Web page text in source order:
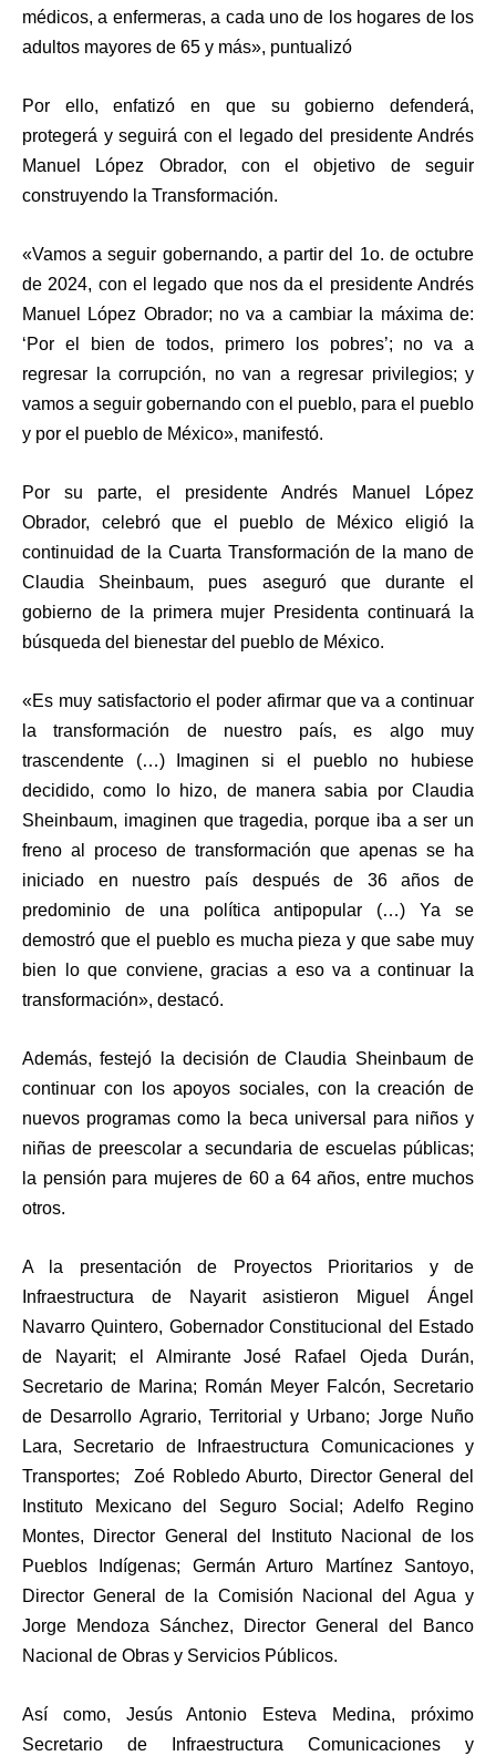
médicos, a enfermeras, a cada uno de los hogares de los
adultos mayores de 65 y más», puntualizó
Por ello, enfatizó en que su gobierno defenderá,
protegerá y seguirá con el legado del presidente Andrés
Manuel López Obrador, con el objetivo de seguir
construyendo la Transformación.
«Vamos a seguir gobernando, a partir del 1o. de octubre
de 2024, con el legado que nos da el presidente Andrés
Manuel López Obrador; no va a cambiar la máxima de:
‘Por el bien de todos, primero los pobres’; no va a
regresar la corrupción, no van a regresar privilegios; y
vamos a seguir gobernando con el pueblo, para el pueblo
y por el pueblo de México», manifestó.
Por su parte, el presidente Andrés Manuel López
Obrador, celebró que el pueblo de México eligió la
continuidad de la Cuarta Transformación de la mano de
Claudia Sheinbaum, pues aseguró que durante el
gobierno de la primera mujer Presidenta continuará la
búsqueda del bienestar del pueblo de México.
«Es muy satisfactorio el poder afirmar que va a continuar
la transformación de nuestro país, es algo muy
trascendente (…) Imaginen si el pueblo no hubiese
decidido, como lo hizo, de manera sabia por Claudia
Sheinbaum, imaginen que tragedia, porque iba a ser un
freno al proceso de transformación que apenas se ha
iniciado en nuestro país después de 36 años de
predominio de una política antipopular (…) Ya se
demostró que el pueblo es mucha pieza y que sabe muy
bien lo que conviene, gracias a eso va a continuar la
transformación», destacó.
Además, festejó la decisión de Claudia Sheinbaum de
continuar con los apoyos sociales, con la creación de
nuevos programas como la beca universal para niños y
niñas de preescolar a secundaria de escuelas públicas;
la pensión para mujeres de 60 a 64 años, entre muchos
otros.
A la presentación de Proyectos Prioritarios y de
Infraestructura de Nayarit asistieron Miguel Ángel
Navarro Quintero, Gobernador Constitucional del Estado
de Nayarit; el Almirante José Rafael Ojeda Durán,
Secretario de Marina; Román Meyer Falcón, Secretario
de Desarrollo Agrario, Territorial y Urbano; Jorge Nuño
Lara, Secretario de Infraestructura Comunicaciones y
Transportes; Zoé Robledo Aburto, Director General del
Instituto Mexicano del Seguro Social; Adelfo Regino
Montes, Director General del Instituto Nacional de los
Pueblos Indígenas; Germán Arturo Martínez Santoyo,
Director General de la Comisión Nacional del Agua y
Jorge Mendoza Sánchez, Director General del Banco
Nacional de Obras y Servicios Públicos.
Así como, Jesús Antonio Esteva Medina, próximo
Secretario de Infraestructura Comunicaciones y